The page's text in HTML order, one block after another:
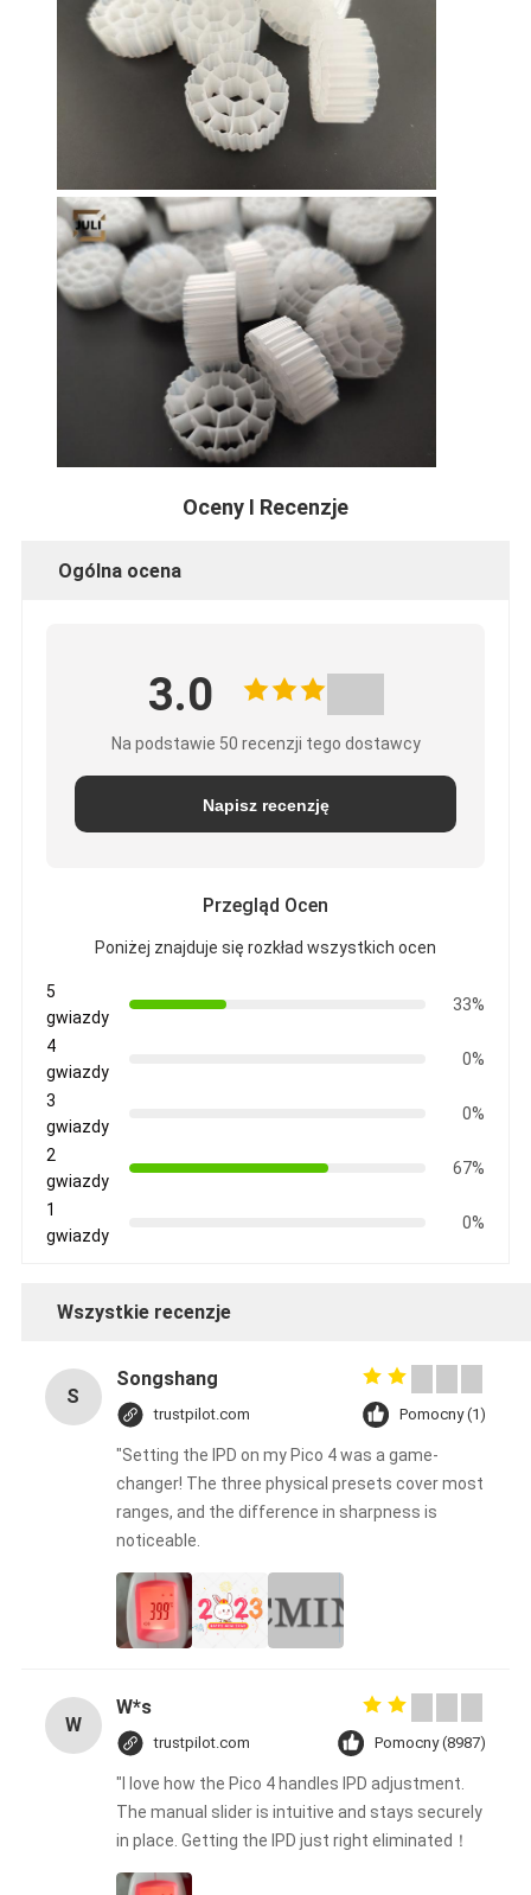
Oceny I Recenzje
Ogólna ocena
3.0
Na podstawie 50 recenzji tego dostawcy
Napisz recenzję
Przegląd Ocen
Poniżej znajduje się rozkład wszystkich ocen
5
gwiazdy
33%
4
gwiazdy
0%
3
gwiazdy
0%
2
gwiazdy
67%
1
gwiazdy
0%
Wszystkie recenzje
S
Songshang
trustpilot.com Pomocny (1)
"Setting the IPD on my Pico 4 was a game-
changer! The three physical presets cover most
ranges, and the difference in sharpness is
noticeable.
W
W*s
trustpilot.com Pomocny (8987)
"I love how the Pico 4 handles IPD adjustment.
The manual slider is intuitive and stays securely
in place. Getting the IPD just right eliminated！